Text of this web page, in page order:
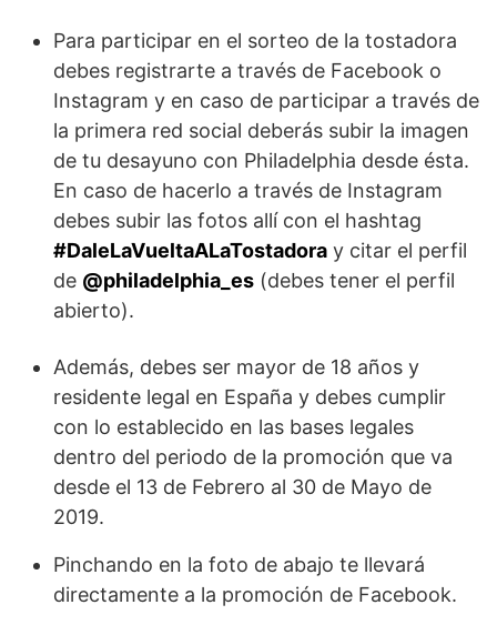
Para participar en el sorteo de la tostadora
debes registrarte a través de Facebook o
Instagram y en caso de participar a través de
la primera red social deberás subir la imagen
de tu desayuno con Philadelphia desde ésta.
En caso de hacerlo a través de Instagram
debes subir las fotos allí con el hashtag
#DaleLaVueltaALaTostadora y citar el perfil
de @philadelphia_es (debes tener el perfil
abierto).
Además, debes ser mayor de 18 años y
residente legal en España y debes cumplir
con lo establecido en las bases legales
dentro del periodo de la promoción que va
desde el 13 de Febrero al 30 de Mayo de
2019.
Pinchando en la foto de abajo te llevará
directamente a la promoción de Facebook.